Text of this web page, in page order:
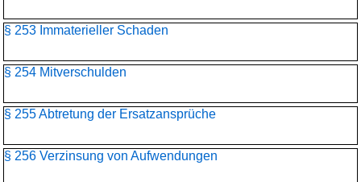
§ 253 Immaterieller Schaden
§ 254 Mitverschulden
§ 255 Abtretung der Ersatzansprüche
§ 256 Verzinsung von Aufwendungen